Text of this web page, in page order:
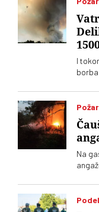
I
Na